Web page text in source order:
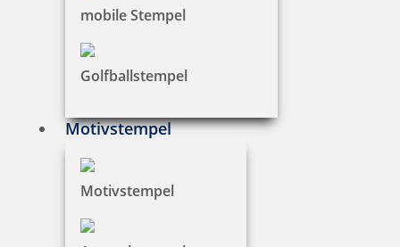
mobile Stempel
Golfballstempel
Motivstempel
Motivstempel
38,99 €
zzgl. 19 % Mwst.
Bestellen